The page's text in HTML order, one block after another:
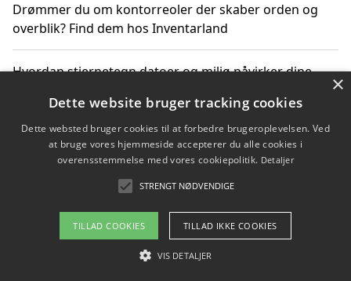
Drømmer du om kontorreoler der skaber orden og
overblik? Find dem hos Inventarland
Hvordan stjernetegn datoer og miljø påvirker dine
Bæredygtige gadgets til en grønnere hverdag
Om / kontakt
Blog Betingelser
×
Dette website bruger tracking cookies
Dette websted bruger cookies til at forbedre brugeroplevelsen. Ved
at bruge vores hjemmeside accepterer du alle cookies i
overensstemmelse med vores cookiepolitik. Detaljer
STRENGT NØDVENDIGE
TILLAD COOKIES TILLAD IKKE COOKIES
VIS DETALJER